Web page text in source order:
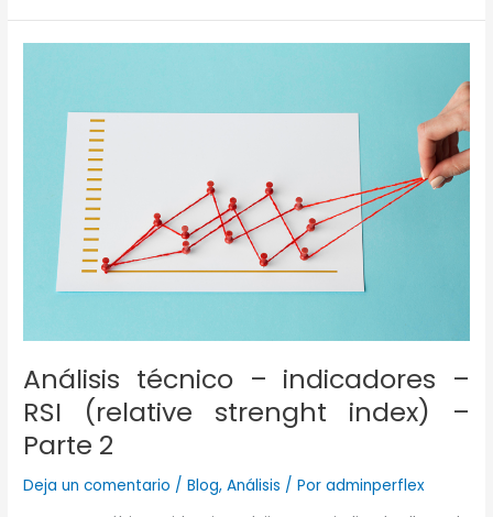
–
Indicadores
Móviles
Análisis técnico – indicadores –
RSI (relative strenght index) –
Parte 2
Deja un comentario /Blog,Análisis / Poradminperflex